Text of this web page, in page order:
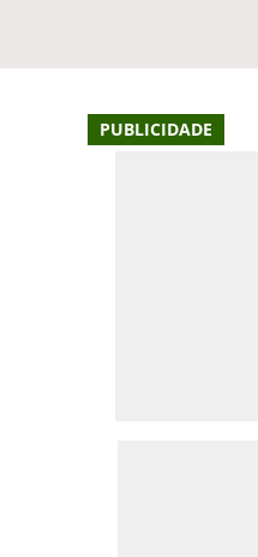
PUBLICIDADE